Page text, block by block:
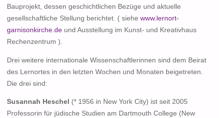
Bauprojekt, dessen geschichtlichen Bezüge und aktuelle
gesellschaftliche Stellung berichtet. ( siehe www.lernort-
garnisonkirche.deund Ausstellung im Kunst- und Kreativhaus
Rechenzentrum ).
Drei weitere internationale Wissenschaftlerinnen sind dem Beirat
des Lernortes in den letzten Wochen und Monaten beigetreten.
Die drei sind:
Susannah Heschel (* 1956 in New York City) ist seit 2005
Professorin für jüdische Studien am Dartmouth College (New